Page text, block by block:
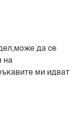
да се
на
ми идват